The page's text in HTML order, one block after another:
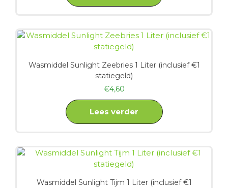
Wasmiddel Sunlight Zeebries 1 Liter (inclusief €1
statiegeld)
€4,60
Lees verder
Wasmiddel Sunlight Tijm 1 Liter (inclusief €1